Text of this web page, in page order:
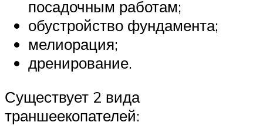
посадочным работам;
обустройство фундамента;
мелиорация;
дренирование.
Существует 2 вида
траншеекопателей: